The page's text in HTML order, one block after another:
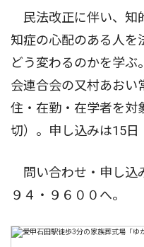
民法改正に伴い、知
知症の心配のある人を
どう変わるのかを学ぶ
会連合会の又村あおい
住・在勤・在学者を対
切）。申し込みは15日
問い合わせ・申し込
９４・９６００へ。